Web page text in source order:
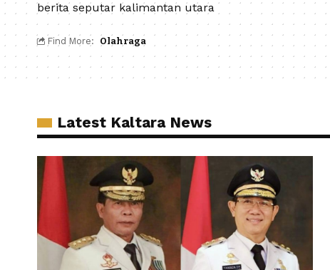
berita seputar kalimantan utara
Find More: Olahraga
Latest Kaltara News